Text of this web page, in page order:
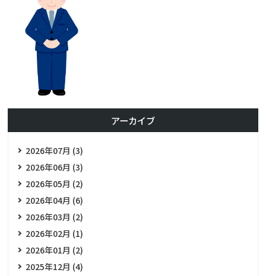
アーカイブ
2026年07月 (3)
2026年06月 (3)
2026年05月 (2)
2026年04月 (6)
2026年03月 (2)
2026年02月 (1)
2026年01月 (2)
2025年12月 (4)